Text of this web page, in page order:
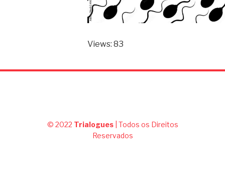
Views: 83
© 2022 Trialogues| Todos os Direitos
Reservados